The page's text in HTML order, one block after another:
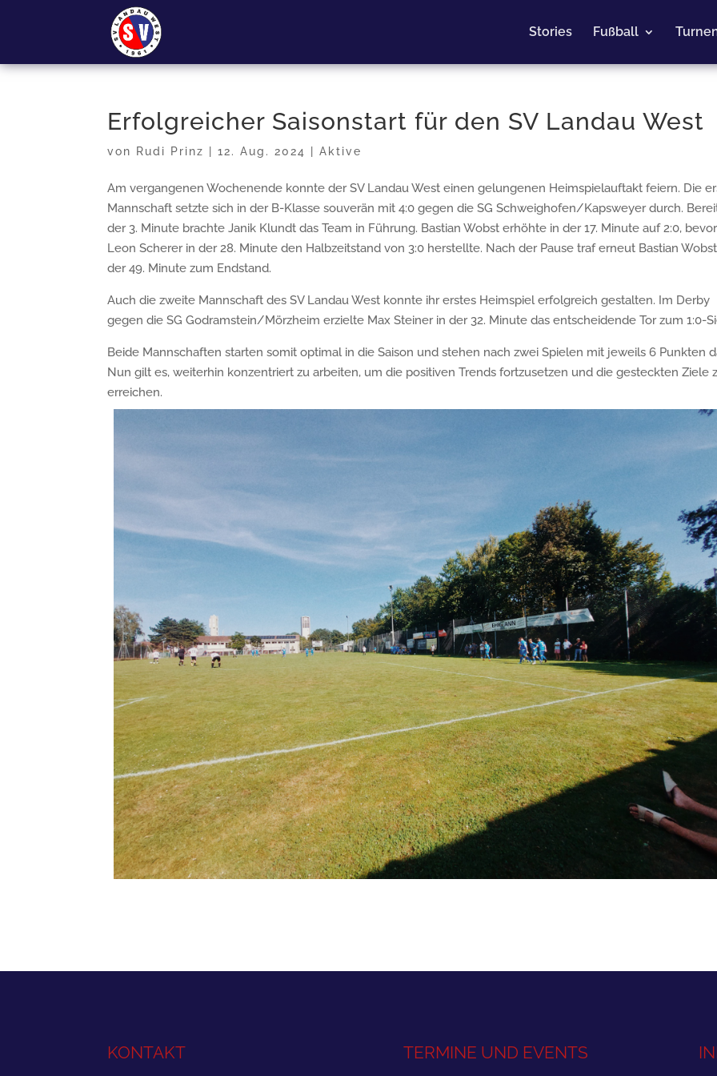
Stories Fußball
Erfolgreicher Saisonstart für den SV Landau West
von Rudi Prinz |12. Aug. 2024 |Aktive
Am vergangenen Wochenende konnte der SV Landau West einen gelungenen Heimspielauftakt feiern. Die
Mannschaft setzte sich in der B-Klasse souverän mit 4:0 gegen die SG Schweighofen/Kapsweyer durch.
der 3. Minute brachte Janik Klundt das Team in Führung. Bastian Wobst erhöhte in der 17. Minute auf 2:0, bevor
Leon Scherer in der 28. Minute den Halbzeitstand von 3:0 herstellte. Nach der Pause traf erneut Bastian
der 49. Minute zum Endstand.
Auch die zweite Mannschaft des SV Landau West konnte ihr erstes Heimspiel erfolgreich gestalten. Im Derby
gegen die SG Godramstein/Mörzheim erzielte Max Steiner in der 32. Minute das entscheidende Tor zum 1:0-
Beide Mannschaften starten somit optimal in die Saison und stehen nach zwei Spielen mit jeweils 6 Punkten
Nun gilt es, weiterhin konzentriert zu arbeiten, um die positiven Trends fortzusetzen und die gesteckten Ziele
erreichen.
KONTAKT TERMINE UND EVENTS